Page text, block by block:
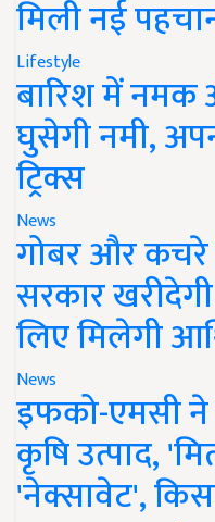
मिली नई
Lifestyle
बारिश में नमक
घुसेगी नमी,
ट्रिक्स
News
गोबर और कचरे
सरकार
लिए मिलेगी
News
इफको-एमसी ने
कृषि उत्पाद,
'नेक्सावेट',